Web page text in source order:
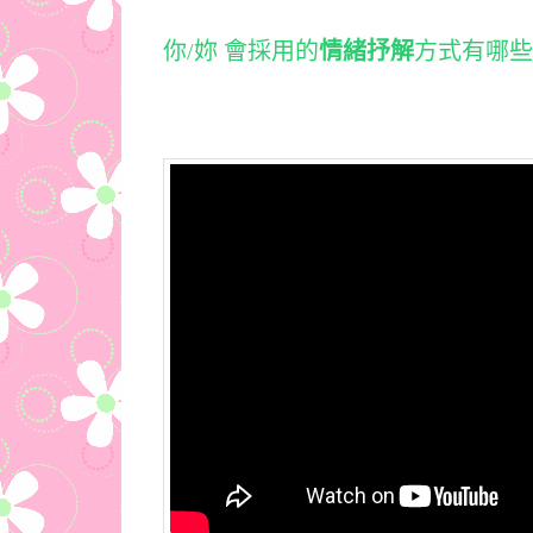
你/妳 會採用的情緒抒解方式有哪